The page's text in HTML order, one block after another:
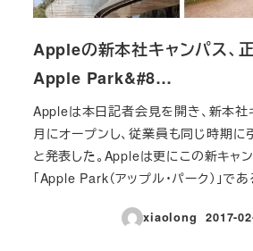
Appleの新本社キャンパス、
Apple Park&#8…
Appleは本日記者会見を開き、新本社
月にオープンし、従業員も同じ時期に
と発表した。Appleは更にこの新キャ
「Apple Park（アップル・パーク）」で
xiaolong
投稿日
2017-